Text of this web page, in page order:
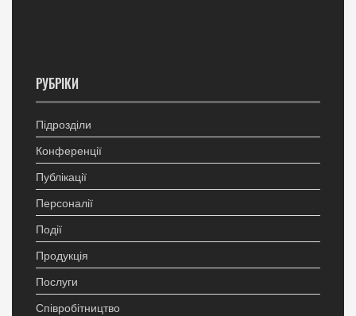
РУБРІКИ
Підрозділи
Конференції
Публікації
Персоналії
Події
Продукція
Послуги
Співробітництво